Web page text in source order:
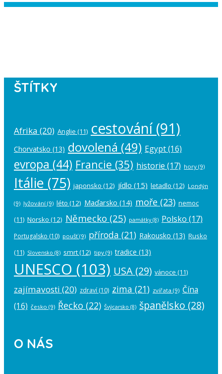
ŠTÍTKY
Afrika (20) Anglie (11) cestování(91)
Chorvatsko (13) dovolená (49) Egypt(16)
evropa (44) Francie (35) historie (17) hory (9)
Itálie (75) japonsko (12) jídlo (15) letadlo (12) Londýn
(9) lyžování (9) léto (12) Maďarsko (14) moře (23) nemoc
(11) Norsko (12) Německo (25) památky(8) Polsko (17)
Portugalsko (10) poušť(9) příroda (21) Rakousko (13) Rusko
(11) Slovensko (8) smrt(12) tipy (9) tradice (13)
UNESCO (103) USA (29) vánoce (11)
zajímavosti (20) zdraví (10) zima (21) zvířata (9) Čína
(16) česko (9) Řecko (22) Švýcarsko (8) španělsko (28)
O NÁS